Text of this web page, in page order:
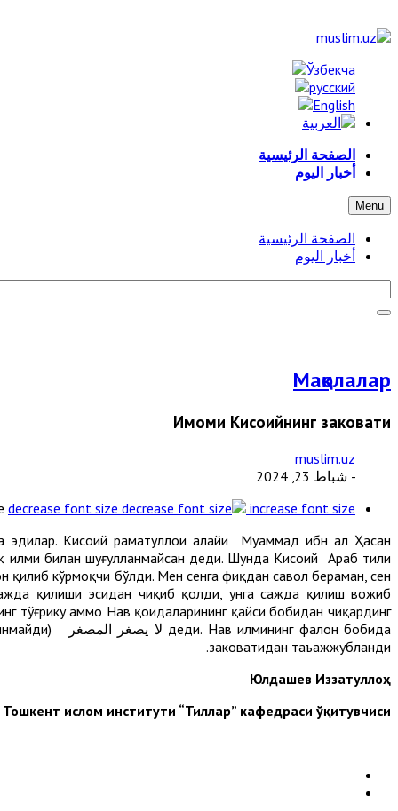
الصفحة الرئيسية
أخبار اليوم
Menu
الصفحة الرئيسية
أخبار اليوم
Мақолалар
Имоми Кисоийнинг заковати
muslim.uz
- شباط 23, 2024
decrease font size
increase font size
Кисоий раҳматуллоҳи алайҳи Муҳаммад ибн ал Ҳасан
илми билан шуғулланмайсан деди. Шунда Кисоий Араб тили
кўрмоқчи бўлди. Мен сенга фиқҳдан савол бераман, сен
қилиши эсидан чиқиб қолди, унга сажда қилиш вожиб
аммо Наҳв қоидаларининг қайси бобидан чиқардинг
заковатидан таъажжубланди.
Юлдашев Иззатуллоҳ
Тошкент ислом институти “Тиллар” кафедраси ўқитувчиси